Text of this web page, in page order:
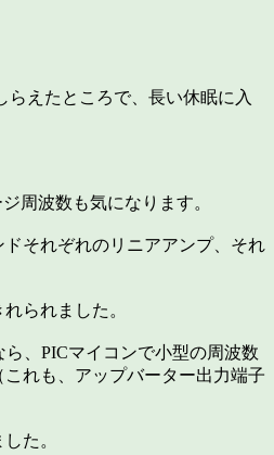
えたところで、長い休眠に入
周波数も気になります。
それぞれのリニアアンプ、それ
られました。
、PICマイコンで小型の周波数
れも、アップバーター出力端子
た。